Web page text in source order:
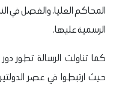
المحاكم العليا، والفصل في
الرسمية عليها.
كما تناولت الرسالة تطور
حيث ارتبطوا في عصر